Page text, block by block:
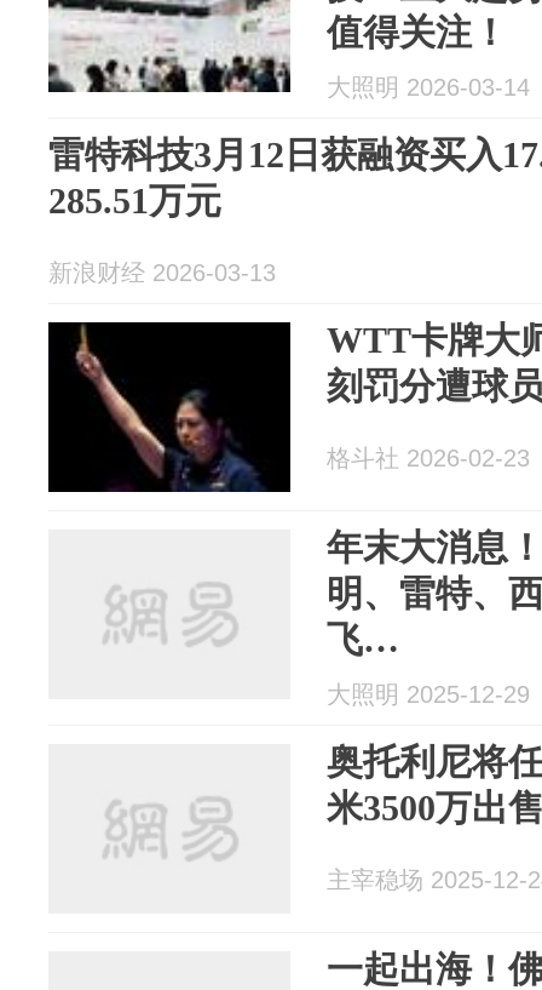
值得关注！
大照明 2026-03-14
雷特科技3月12日获融资买入
285.51万元
新浪财经 2026-03-13
WTT卡牌大
刻罚分遭球
格斗社 2026-02-23
年末大消息
明、雷特、
飞…
大照明 2025-12-29
奥托利尼将
米3500万出
主宰稳场 2025-12-
一起出海！